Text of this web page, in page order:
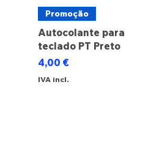
Promoção
Autocolante para
teclado PT Preto
Preço
4,00 €
IVA incl.